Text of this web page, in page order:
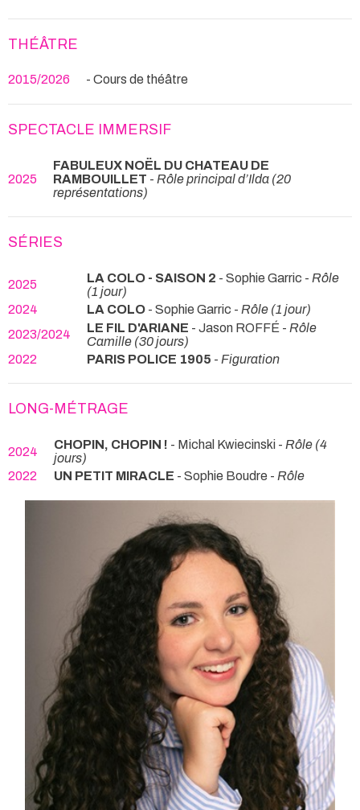
THÉÂTRE
2015/2026 - Cours de théâtre
SPECTACLE IMMERSIF
2025
FABULEUX NOËL DU CHATEAU DE
RAMBOUILLET - Rôle principal d’Ilda (20
représentations)
SÉRIES
2025 LA COLO - SAISON 2 - Sophie Garric - Rôle
(1 jour)
2024
LA COLO - Sophie Garric - Rôle (1 jour)
2023/2024
LE FIL D'ARIANE - Jason ROFFÉ - Rôle
Camille (30 jours)
2022
PARIS POLICE 1905 - Figuration
LONG-MÉTRAGE
2024 CHOPIN, CHOPIN ! - Michal Kwiecinski - Rôle (4
jours)
2022
UN PETIT MIRACLE - Sophie Boudre - Rôle